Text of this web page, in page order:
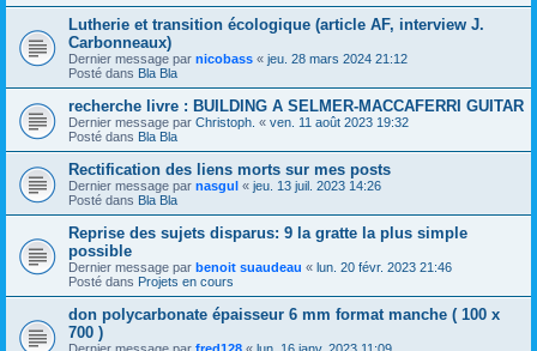
Lutherie et transition écologique (article AF, interview J.
Carbonneaux)
Dernier message par nicobass « jeu. 28 mars 2024 21:12
Posté dans Bla Bla
recherche livre : BUILDING A SELMER-MACCAFERRI GUITAR
Dernier message par Christoph. « ven. 11 août 2023 19:32
Posté dans Bla Bla
Rectification des liens morts sur mes posts
Dernier message par nasgul « jeu. 13 juil. 2023 14:26
Posté dans Bla Bla
Reprise des sujets disparus: 9 la gratte la plus simple
possible
Dernier message par benoit suaudeau « lun. 20 févr. 2023 21:46
Posté dans Projets en cours
don polycarbonate épaisseur 6 mm format manche ( 100 x
700 )
Dernier message par fred128 « lun. 16 janv. 2023 11:09